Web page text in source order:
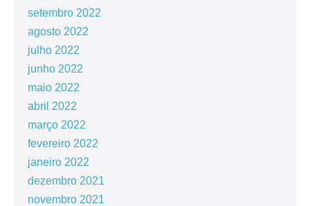
setembro 2022
agosto 2022
julho 2022
junho 2022
maio 2022
abril 2022
março 2022
fevereiro 2022
janeiro 2022
dezembro 2021
novembro 2021